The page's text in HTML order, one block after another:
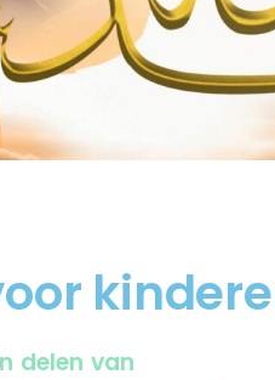
Docenten Login
De
delen van